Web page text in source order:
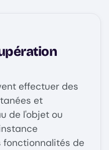
effectuer des
et
de l'objet ou
fonctionnalités de